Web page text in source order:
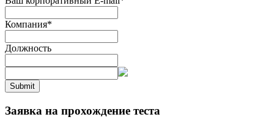
Компания*
Должность
Submit
Заявка на прохождение теста